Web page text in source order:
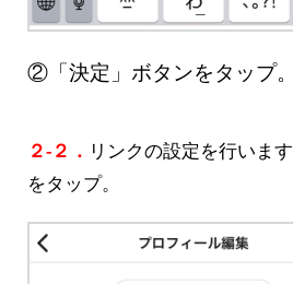
②「決定」ボタンをタップ。
２-２． リンクの設定を行いま
をタップ。